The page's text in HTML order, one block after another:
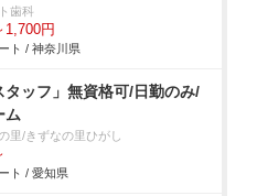
歯科
1,700円
ト / 神奈川県
タッフ」無資格可/日勤のみ/
ム
里/きずなの里ひがし
ト / 愛知県